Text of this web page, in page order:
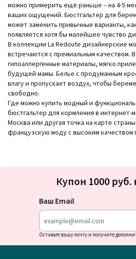
можно примерить ещё раньше – на 4-5
ваших ощущений. Бюстгальтер для
может заменить привычные варианты,
появляется хотя бы малейшее чувство
В коллекции La Redoute дизайнерские
встречаются с премиальным качеством.
гипоаллергенные материалы, мягко
будущей мамы. Белье с продуманным
влагу и пропускает воздух, чтобы
свободно.
Где можно купить модный и
бюстгальтер для кормления в интернет-
Москва или другая точка на карте
французскую моду с высоким качеством
на
Купон 1000 руб.
Ваш Email
Оставьте вашу почту и получите